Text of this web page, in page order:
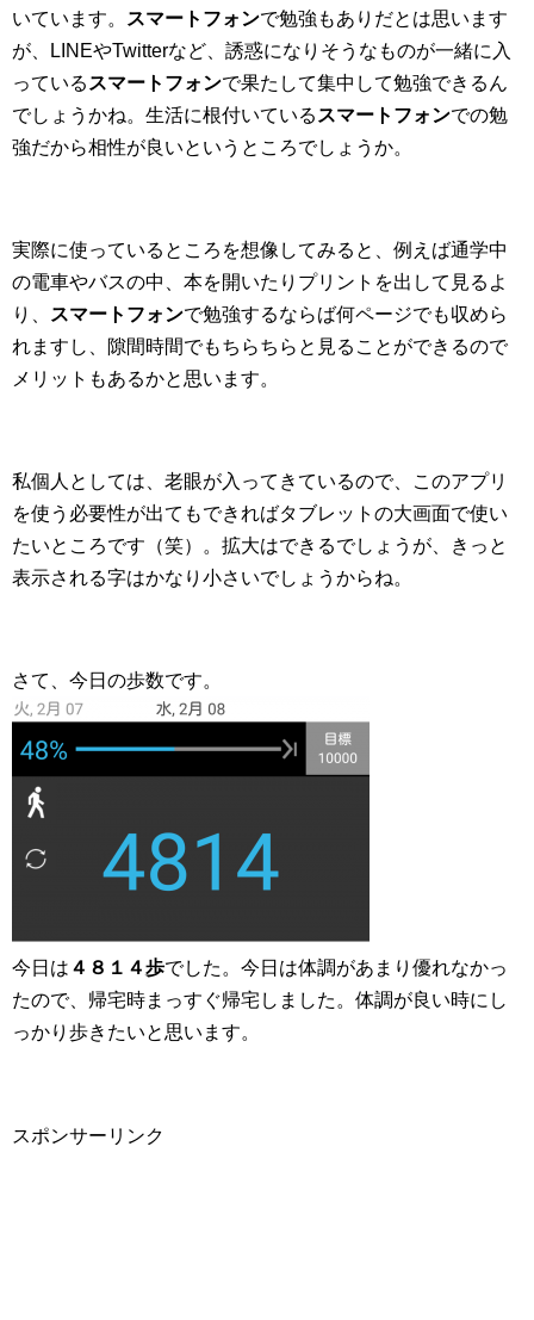
いています。
スマートフォンで勉強もありだとは思います
が、LINEやTwitterなど、誘惑になりそうなものが一緒に入
っている スマートフォンで果たして集中して勉強できるん
でしょうかね。生活に根付いている スマートフォンでの勉
強だから相性が良いというところでしょうか。
実際に使っているところを想像してみると、例えば通学中
の電車やバスの中、本を開いたりプリントを出して見るよ
り、
スマートフォンで勉強するならば何ページでも収めら
れますし、隙間時間でもちらちらと見ることができるので
メリットもあるかと思います。
私個人としては、老眼が入ってきているので、このアプリ
を使う必要性が出てもできればタブレットの大画面で使い
たいところです（笑）。拡大はできるでしょうが、きっと
表示される字はかなり小さいでしょうからね。
さて、今日の歩数です。
今日は ４８１４歩でした。今日は体調があまり優れなかっ
たので、帰宅時まっすぐ帰宅しました。体調が良い時にし
っかり歩きたいと思います。
スポンサーリンク